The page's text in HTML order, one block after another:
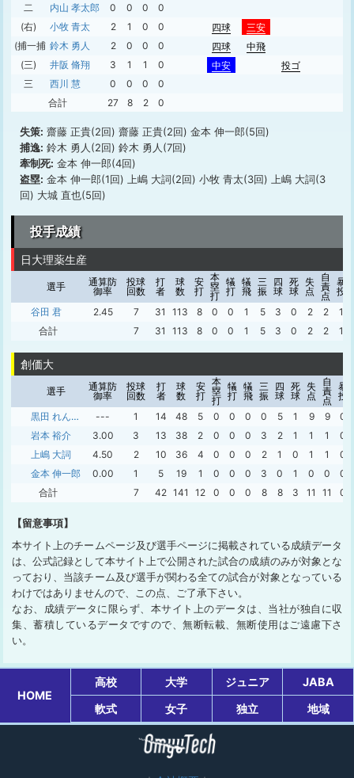
二
内山 孝太郎 0 0 0
0
(右)
小牧 青太 2 1 0 0 四球 三安
(捕一捕) 鈴木 勇人 2 0 0 0 四球 中飛
(三)
井阪 脩翔 3 1 1 0 中安 投ゴ
三
西川 慧 0 0 0
0
合計
27 8 2 0
失策: 齋藤 正貴(2回) 齋藤 正貴(2回) 金本 伸一郎(5回)
捕逸: 鈴木 勇人(2回) 鈴木 勇人(7回)
牽制死: 金本 伸一郎(4回)
盗塁: 金本 伸一郎(1回) 上嶋 大詞(2回) 小牧 青太(3回) 上嶋 大詞(3
回) 大城 直也(5回)
投手成績
日大理薬生産
選手
通算防
御率
投球
回数
打
者
球
数
安
打
本
塁
打
犠
打
犠
飛
三
振
四
球
死
球
失
点
自
責
点
暴
投
谷田 君
2.45 7 31 113 8 0 0 1 5 3 0 2 2
1
合計
7 31 113 8 0 0 1 5 3 0 2 2 1
創価大
選手
通算防
御率
投球
回数
打
者
球
数
安
打
本
塁
打
犠
打
犠
飛
三
振
四
球
死
球
失
点
自
責
点
暴
投
黒田 れんよう
--- 1 14 48 5 0 0 0 0 5 1 9 9
0
岩本 裕介
3.00 3 13 38 2 0 0 0 3 2 1 1 1
0
上嶋 大詞
4.50 2 10 36 4 0 0 0 2 1 0 1 1
0
金本 伸一郎
0.00 1 5 19 1 0 0 0 3 0 1 0 0
0
合計
7 42 141 12 0 0 0 8 8 3 11 11 0
【留意事項】
本サイト上のチームページ及び選手ページに掲載されている成績データ
は、公式記録として本サイト上で公開された試合の成績のみが対象とな
っており、当該チーム及び選手が関わる全ての試合が対象となっている
わけではありませんので、この点、ご了承下さい。
なお、成績データに限らず、本サイト上のデータは、当社が独自に収
集、蓄積しているデータですので、無断転載、無断使用はご遠慮下さ
い。
HOME
高校 大学 ジュニア
JABA
軟式
女子 独立 地域